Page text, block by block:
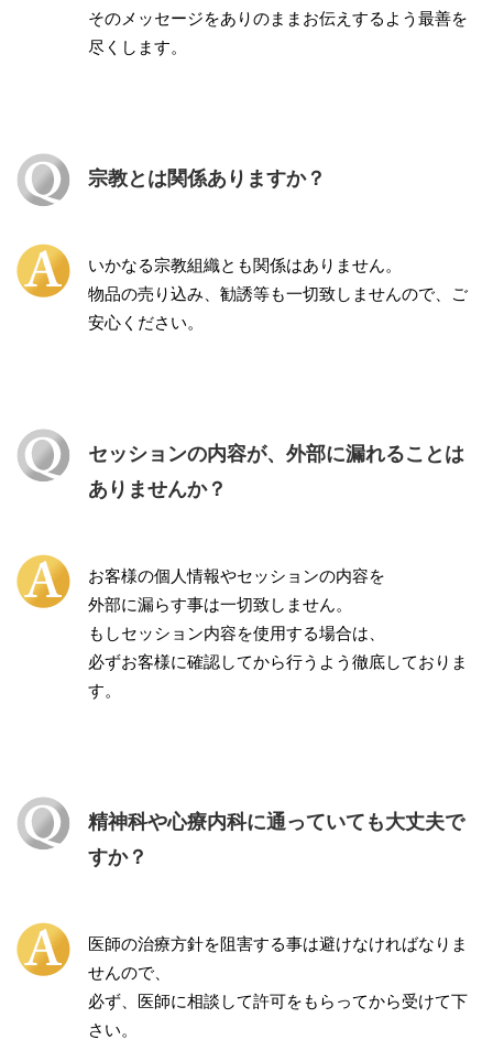
そのメッセージをありのままお伝えするよう最善を
尽くします。
宗教とは関係ありますか？
いかなる宗教組織とも関係はありません。
物品の売り込み、勧誘等も一切致しませんので、ご
安心ください。
セッションの内容が、外部に漏れることは
ありませんか？
お客様の個人情報やセッションの内容を
外部に漏らす事は一切致しません。
もしセッション内容を使用する場合は、
必ずお客様に確認してから行うよう徹底しておりま
す。
精神科や心療内科に通っていても大丈夫で
すか？
医師の治療方針を阻害する事は避けなければなりま
せんので、
必ず、医師に相談して許可をもらってから受けて下
さい。